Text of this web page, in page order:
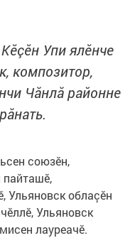
Упи ялӗнче
композитор,
Чăнлă районне
союзӗн,
Ульяновск облаçӗн
Ульяновск
лауреачӗ.